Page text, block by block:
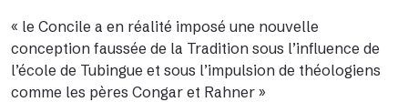
« le Concile a en réalité imposé une nouvelle
conception faussée de la Tradition sous l’influence de
l’école de Tubingue et sous l’impulsion de théologiens
comme les pères Congar et Rahner »